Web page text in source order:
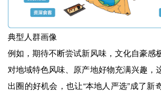
典型人群画像
例如，期待不断尝试新风味，文化自豪感
对地域特色风味、原产地好物充满兴趣，
出圈的好机会，也让“本地人严选”成了新